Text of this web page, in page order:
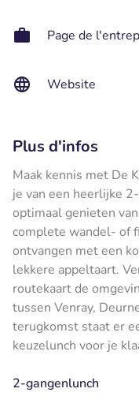
Page de
Website
Plus d'infos
Maak kennis met De
je van een heerlijke
optimaal genieten
complete wandel- of
ontvangen met een
lekkere appeltaart.
routekaart de
tussen Venray,
terugkomst staat er
keuzelunch voor je
2-gangenlunch